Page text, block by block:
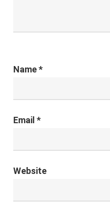
Name*
Email *
Website